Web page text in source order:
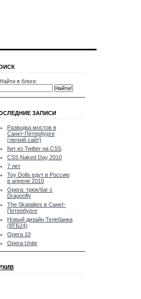
Найти в блоге:
ЗАПИСИ
Разводка мостов в
Санкт-Петербурге
(легкий сайт)
Кит из Twitter на CSS
CSS Naked Day 2010
7 лет
Toy Dolls едут в Россию
в апреле 2010
Opera: трюк/баг с
Dragonfly
The Skatalites в Санкт-
Петербурге
Новый дизайн Телебанка
(ВТБ24)
Opera 10
Opera Unite